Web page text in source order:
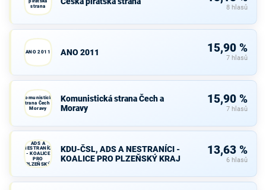
strana
8 hlasů
ANO 2011 ANO 2011 15,90 %
7 hlasů
Komunistická
strana Čech a
Moravy
Komunistická strana Čech a
Moravy
15,90 %
7 hlasů
ADS A
NESTRANÍCI
- KOALICE
PRO
PLZEŇSKÝ
KRAJ
KDU-ČSL, ADS A NESTRANÍCI -
KOALICE PRO PLZEŇSKÝ KRAJ
13,63 %
6 hlasů